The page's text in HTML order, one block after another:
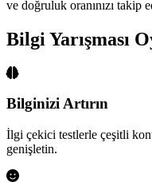
ve doğruluk oranınızı takip
Bilgi Yarışması
Bilginizi Artırın
İlgi çekici testlerle çeşitli
genişletin.